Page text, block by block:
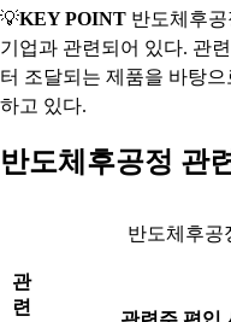
💡KEY POINT 반도체후
기업과 관련되어 있다. 관
터 조달되는 제품을 바탕
하고 있다.
반도체후공정 관
반도체후공
관
련